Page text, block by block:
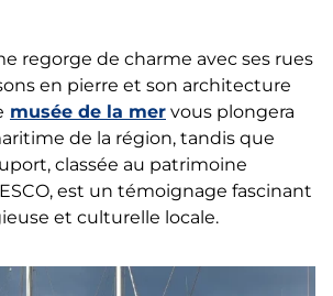
regorge de charme avec ses rues
en pierre et son architecture
musée de la mer vous plongera
de la région, tandis que
classée au patrimoine
est un témoignage fascinant
et culturelle locale.